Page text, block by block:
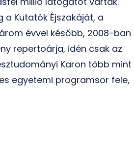
Kutatók Éjszakáját, a
évvel később, 2008-ban
repertoárja, idén csak az
Karon több mint
egyetemi programsor fele,